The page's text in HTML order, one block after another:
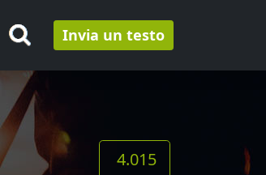
Invia un testo
4.015